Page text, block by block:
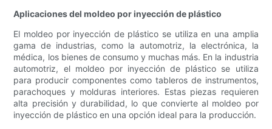
Aplicaciones del moldeo por inyección de plástico
El moldeo por inyección de plástico se utiliza en una amplia
gama de industrias, como la automotriz, la electrónica, la
médica, los bienes de consumo y muchas más. En la industria
automotriz, el moldeo por inyección de plástico se utiliza
para producir componentes como tableros de instrumentos,
parachoques y molduras interiores. Estas piezas requieren
alta precisión y durabilidad, lo que convierte al moldeo por
inyección de plástico en una opción ideal para la producción.